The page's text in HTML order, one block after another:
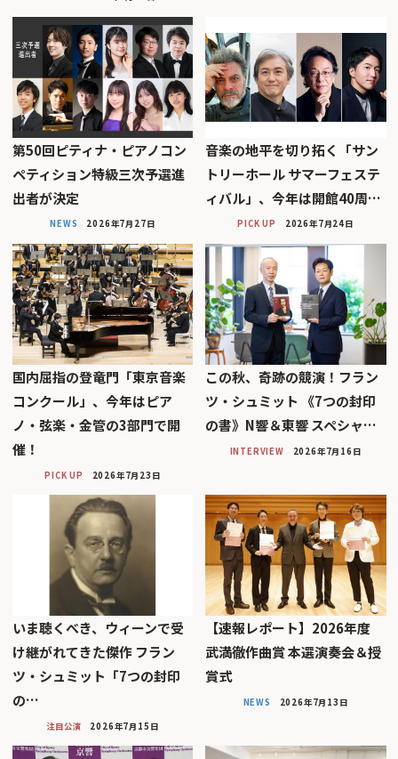
第50回ピティナ・ピアノコン
ペティション特級三次予選進
出者が決定
NEWS 2026年7月27日
音楽の地平を切り拓く「サン
トリーホール サマーフェステ
ィバル」、今年は開館40周…
PICK UP 2026年7月24日
国内屈指の登竜門「東京音楽
コンクール」、今年はピア
ノ・弦楽・金管の3部門で開
催！
PICK UP 2026年7月23日
この秋、奇跡の競演！フラン
ツ・シュミット 《7つの封印
の書》N響＆東響 スペシャ…
INTERVIEW 2026年7月16日
いま聴くべき、ウィーンで受
け継がれてきた傑作 フラン
ツ・シュミット「7つの封印
の…
注目公演 2026年7月15日
【速報レポート】2026年度
武満徹作曲賞 本選演奏会＆授
賞式
NEWS 2026年7月13日